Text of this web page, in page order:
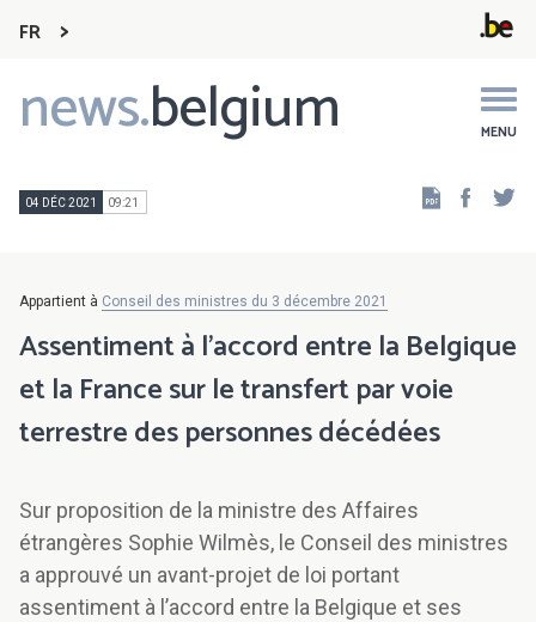
FR
news.belgium MENU
Main
navigation
04 DÉC 2021 09:21
Appartient à Conseil des ministres du 3 décembre 2021
Assentiment à l’accord entre la Belgique
et la France sur le transfert par voie
terrestre des personnes décédées
Sur proposition de la ministre des Affaires
étrangères Sophie Wilmès, le Conseil des ministres
a approuvé un avant-projet de loi portant
assentiment à l’accord entre la Belgique et ses